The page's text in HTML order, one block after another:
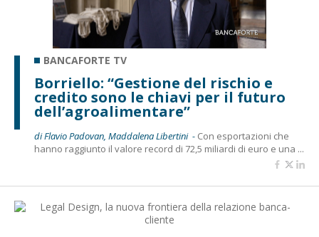
BANCAFORTE TV
Borriello: “Gestione del rischio e
credito sono le chiavi per il futuro
dell’agroalimentare”
di Flavio Padovan, Maddalena Libertini - Con esportazioni che
hanno raggiunto il valore record di 72,5 miliardi di euro e una ...